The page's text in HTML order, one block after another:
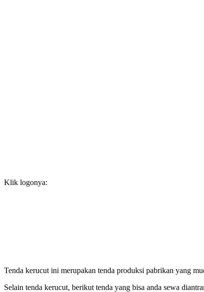
Klik logonya:
Tenda kerucut ini merupakan tenda produksi pabrikan yang
Selain tenda kerucut, berikut tenda yang bisa anda sewa